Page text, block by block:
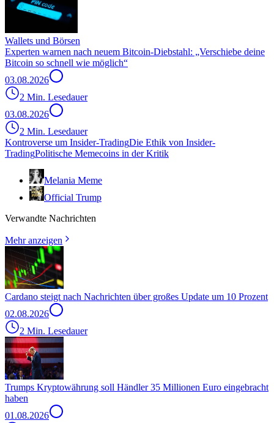
Wallets und Börsen
Experten warnen nach neuem Bitcoin-Diebstahl: „Verschiebe deine
Bitcoin so schnell wie möglich“
03.08.2026
2 Min. Lesedauer
03.08.2026
2 Min. Lesedauer
Kontroverse um Insider-TradingDie Ethik von Insider-
TradingPolitische Memecoins in der Kritik
Melania Meme
Official Trump
Verwandte Nachrichten
Mehr anzeigen
Cardano steigt nach Nachrichten über großes Update um 10 Prozent
02.08.2026
2 Min. Lesedauer
Trumps Kryptowährung soll Händler 35 Millionen Euro eingebracht
haben
01.08.2026